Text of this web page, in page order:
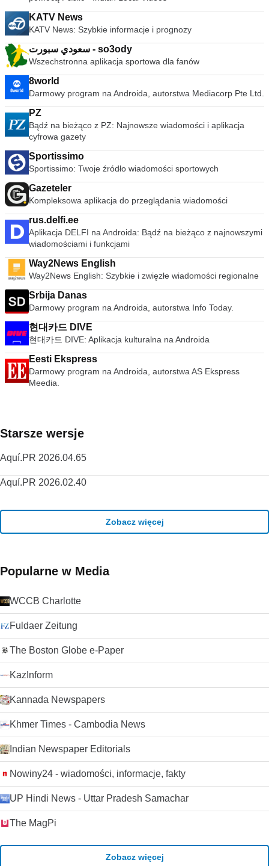
KATV News
KATV News: Szybkie informacje i prognozy
سعودي سبورت - so3ody
Wszechstronna aplikacja sportowa dla fanów
8world
Darmowy program na Androida, autorstwa Mediacorp Pte Ltd.
PZ
Bądź na bieżąco z PZ: Najnowsze wiadomości i aplikacja
cyfrowa gazety
Sportissimo
Sportissimo: Twoje źródło wiadomości sportowych
Gazeteler
Kompleksowa aplikacja do przeglądania wiadomości
rus.delfi.ee
Aplikacja DELFI na Androida: Bądź na bieżąco z najnowszymi
wiadomościami i funkcjami
Way2News English
Way2News English: Szybkie i zwięzłe wiadomości regionalne
Srbija Danas
Darmowy program na Androida, autorstwa Info Today.
현대카드 DIVE
현대카드 DIVE: Aplikacja kulturalna na Androida
Eesti Ekspress
Darmowy program na Androida, autorstwa AS Ekspress
Meedia.
Starsze wersje
Aquí.PR 2026.04.65
Aquí.PR 2026.02.40
Zobacz więcej
Popularne w Media
WCCB Charlotte
Fuldaer Zeitung
The Boston Globe e-Paper
KazInform
Kannada Newspapers
Khmer Times - Cambodia News
Indian Newspaper Editorials
Nowiny24 - wiadomości, informacje, fakty
UP Hindi News - Uttar Pradesh Samachar
The MagPi
Zobacz więcej